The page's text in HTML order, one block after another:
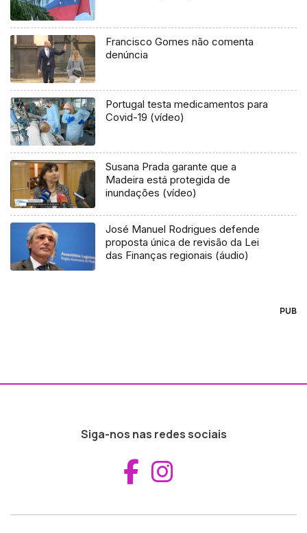
Francisco Gomes não comenta
denúncia
Portugal testa medicamentos para
Covid-19 (vídeo)
Susana Prada garante que a
Madeira está protegida de
inundações (vídeo)
José Manuel Rodrigues defende
proposta única de revisão da Lei
das Finanças regionais (áudio)
PUB
Siga-nos nas redes sociais
Aceder ao